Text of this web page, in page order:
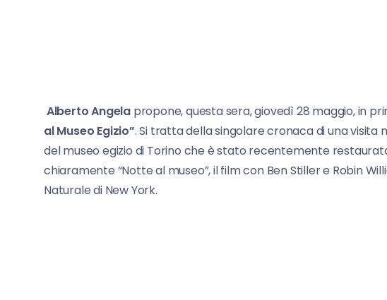
Alberto Angela propone, questa sera, giovedì 28 maggio, in
al Museo Egizio”. Si tratta della singolare cronaca di una
del museo egizio di Torino che è stato recentemente
chiaramente “Notte al museo”, il film con Ben Stiller e Robin
Naturale di New York.